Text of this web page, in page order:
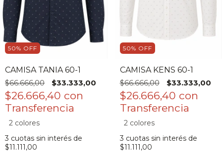
50% OFF
CAMISA TANIA 60-1
$66.666,00
$33.333,00
$26.666,40 con
2 colores
3 cuotas sin interés de
$11.111,00
50% OFF
CAMISA KENS 60-1
$66.666,00
$33.333,00
$26.666,40 con
2 colores
3 cuotas sin interés de
$11.111,00